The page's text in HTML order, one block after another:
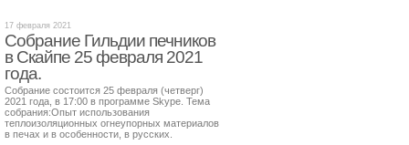
17 февраля 2021
Собрание Гильдии печников
в Скайпе 25 февраля 2021
года.
Собрание состоится 25 февраля (четверг)
2021 года, в 17:00 в программе Skype. Тема
собрания:Опыт использования
теплоизоляционных огнеупорных материалов
в печах и в особенности, в русских.